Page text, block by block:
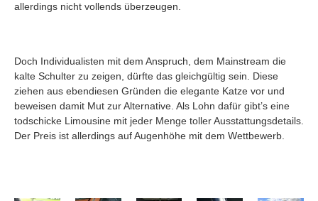
allerdings nicht vollends überzeugen.
Doch Individualisten mit dem Anspruch, dem Mainstream die
kalte Schulter zu zeigen, dürfte das gleichgültig sein. Diese
ziehen aus ebendiesen Gründen die elegante Katze vor und
beweisen damit Mut zur Alternative. Als Lohn dafür gibt’s eine
todschicke Limousine mit jeder Menge toller Ausstattungsdetails.
Der Preis ist allerdings auf Augenhöhe mit dem Wettbewerb.